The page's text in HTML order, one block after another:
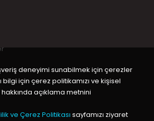
deneyimi sunabilmek için çerezler
bilgi için çerez politikamızı ve kişisel
açıklama metnini
ve Çerez Politikası sayfamızı ziyaret